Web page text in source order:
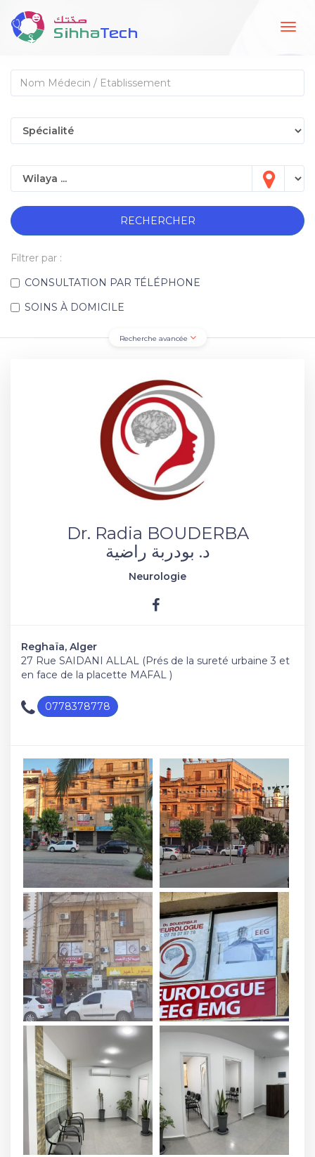
RECHERCHER
Filtrer par :
CONSULTATION PAR TÉLÉPHONE
SOINS À DOMICILE
Recherche avancée
Dr. Radia BOUDERBA
د. بودربة راضية
Neurologie
Reghaïa, Alger
27 Rue SAIDANI ALLAL (Prés de la sureté urbaine 3 et
en face de la placette MAFAL )
0778378778